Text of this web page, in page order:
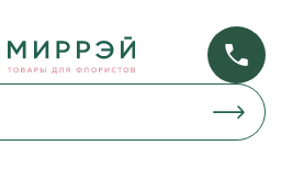
Упаковка для